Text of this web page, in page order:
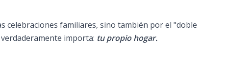
celebraciones familiares, sino también por el "doble
importa: tu propio hogar.